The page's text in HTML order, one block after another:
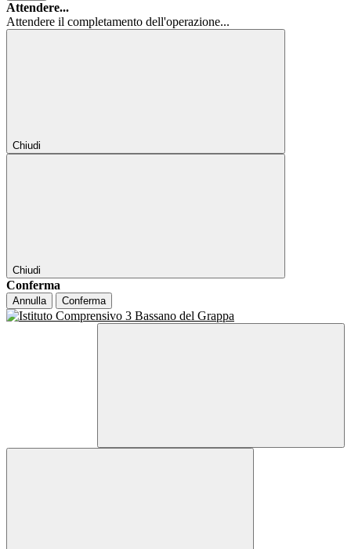
Attendere...
Attendere il completamento dell'operazione...
Chiudi
Chiudi
Conferma
Annulla Conferma